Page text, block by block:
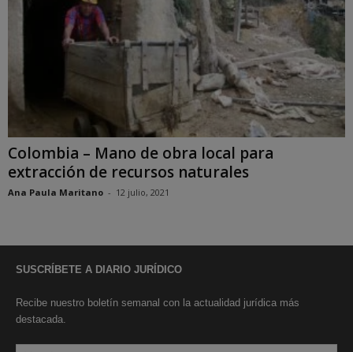
Colombia – Mano de obra local para
extracción de recursos naturales
Ana Paula Maritano - 12 julio, 2021
SUSCRÍBETE A DIARIO JURÍDICO
Recibe nuestro boletín semanal con la actualidad jurídica más
destacada.